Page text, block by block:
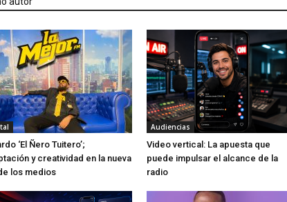
‘El Ñero Tuitero’;
y creatividad en la nueva
los medios
Audiencias
Video vertical: La apuesta que
puede impulsar el alcance de la
radio